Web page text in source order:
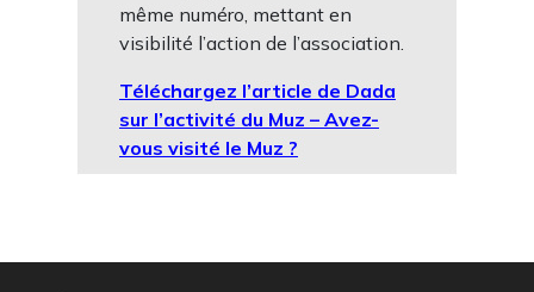
même numéro, mettant en
visibilité l’action de l’association.
Téléchargez l’article de Dada
sur l’activité du Muz – Avez-
vous visité le Muz ?